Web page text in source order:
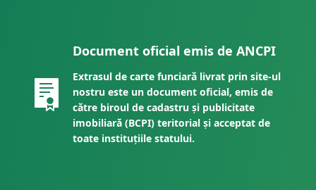
Document oficial emis de ANCPI
Extrasul de carte funciară livrat prin site-ul
nostru este un document oficial, emis de
către biroul de cadastru și publicitate
imobiliară (BCPI) teritorial și acceptat de
toate instituțiile statului.